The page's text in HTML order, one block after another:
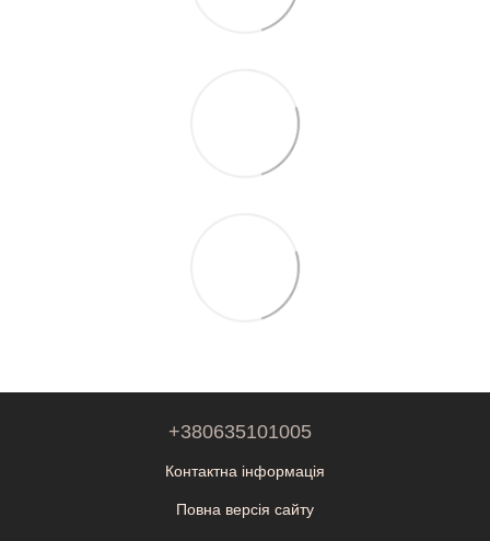
+380635101005
Контактна інформація
Повна версія сайту